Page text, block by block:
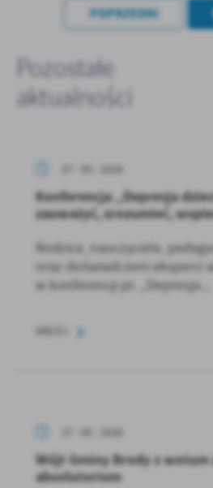
POPRZEDNI
Pozostałe
aktualności
27 - 05 - 2026
Konferencja „Depresja
zauważyć, zrozumieć,
Rodzice, nauczyciele,
oraz doświadczeni eksperci
w konferencji pt. „Depresja...
27 - 05 - 2026
Wójt Gminy Brody z wotum
absolutorium